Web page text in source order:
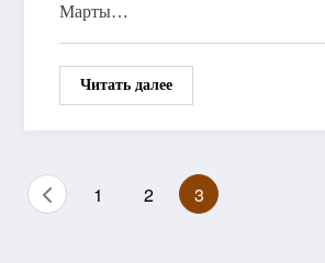
Марты…
Читать далее
Пагинация
1 2 3